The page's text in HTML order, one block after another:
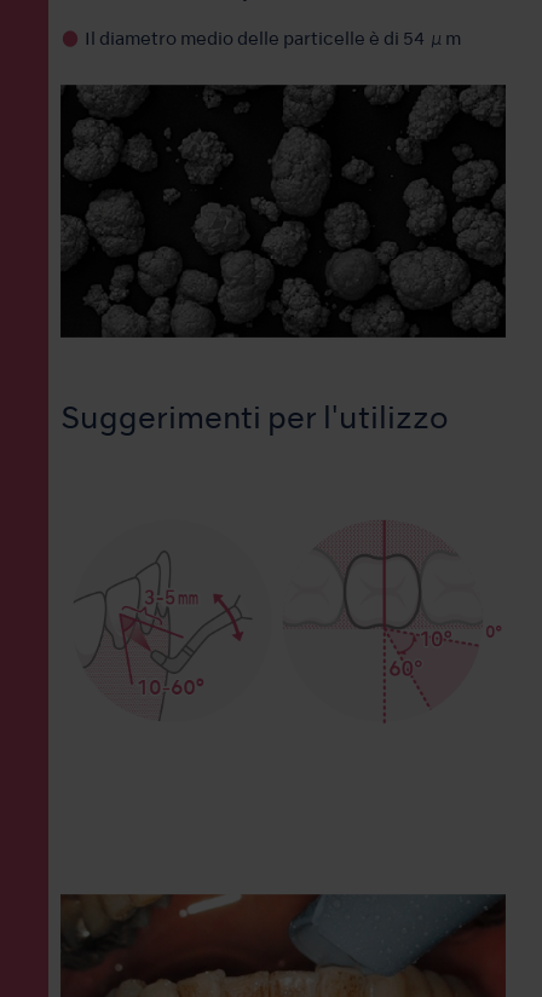
Il diametro medio delle particelle è di 54 μm
Suggerimenti per l'utilizzo